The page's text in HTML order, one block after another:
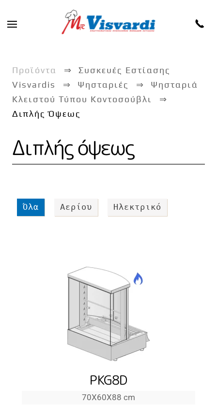
Skip to main content
Προϊόντα
Συσκευές Εστίασης
Visvardis
Ψησταριές
Ψησταριά
Κλειστού Τύπου Κοντοσούβλι
Διπλής Όψεως
Διπλής όψεως
Όλα Αερίου Ηλεκτρικό
PKG8D
70Χ60Χ88 cm